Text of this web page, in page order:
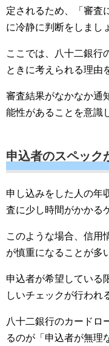
定されるため、「審査
に冷静に判断をしまし
ここでは、八十二銀行
ときに考えられる理由
審査結果がなかなか通
能性があることを意識
申込者のスペック
申し込みをした人の年
査に少し時間がかかる
このような場合、信用
が慎重になることが多
申込者が希望している
しいチェックが行われ
八十二銀行のカードロ
るのが「申込者が無理